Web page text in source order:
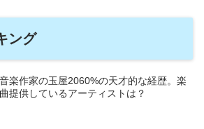
ング
音楽作家の玉屋2060%の天才的な経歴。楽
曲提供しているアーティストは？